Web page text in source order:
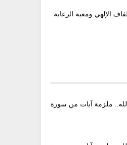
الإلهي ومعية الرعاية
ملزمة آيات من سورة